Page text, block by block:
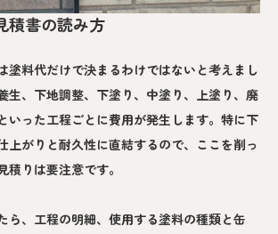
積書の読み方
塗料代だけで決まるわけではないと考えまし
生、下地調整、下塗り、中塗り、上塗り、廃
いった工程ごとに費用が発生します。特に下
上がりと耐久性に直結するので、ここを削っ
積りは要注意です。
ら、工程の明細、使用する塗料の種類と缶